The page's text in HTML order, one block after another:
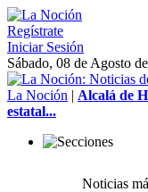
Regístrate
Iniciar Sesión
Sábado, 08 de Agosto
La Noción | Alcalá de
estatal...
Noticias